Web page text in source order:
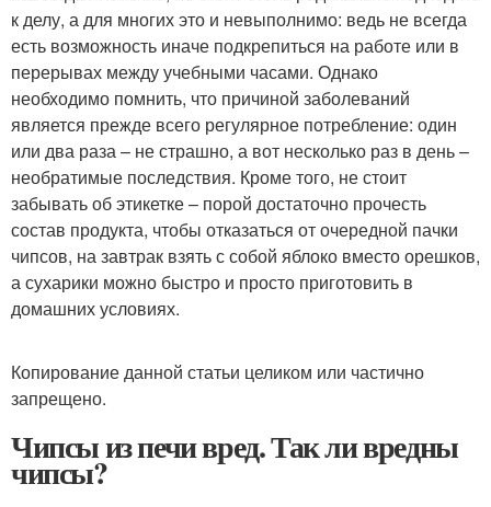
к делу, а для многих это и невыполнимо: ведь не всегда
есть возможность иначе подкрепиться на работе или в
перерывах между учебными часами. Однако
необходимо помнить, что причиной заболеваний
является прежде всего регулярное потребление: один
или два раза – не страшно, а вот несколько раз в день –
необратимые последствия. Кроме того, не стоит
забывать об этикетке – порой достаточно прочесть
состав продукта, чтобы отказаться от очередной пачки
чипсов, на завтрак взять с собой яблоко вместо орешков,
а сухарики можно быстро и просто приготовить в
домашних условиях.
Копирование данной статьи целиком или частично
запрещено.
Чипсы из печи вред. Так ли вредны
чипсы?